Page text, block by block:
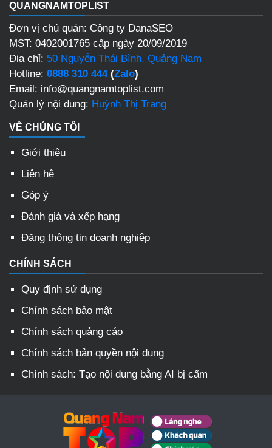
QUANGNAMTOPLIST
Đơn vị chủ quản: Công ty DanaSEO
MST: 0402001765 cấp ngày 20/09/2019
Địa chỉ: 50 Nguyễn Thái Bình, Quảng Nam
Hotline: 0888 310 444(Zalo)
Email: info@quangnamtoplist.com
Quản lý nội dung: Huỳnh Thị Trang
VỀ CHÚNG TÔI
Giới thiệu
Liên hệ
Góp ý
Đánh giá và xếp hạng
Đăng thông tin doanh nghiệp
CHÍNH SÁCH
Quy định sử dụng
Chính sách bảo mật
Chính sách quảng cáo
Chính sách bản quyền nội dung
Chính sách: Tạo nội dung bằng AI bị cấm